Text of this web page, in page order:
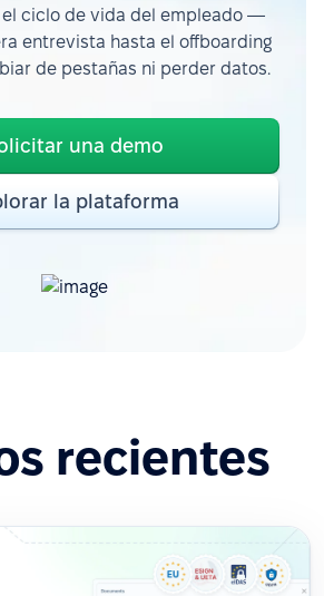
el ciclo de vida del empleado —
entrevista hasta el offboarding
de pestañas ni perder datos.
una demo
la plataforma
recientes